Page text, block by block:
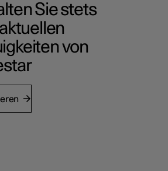
Sie stets
von